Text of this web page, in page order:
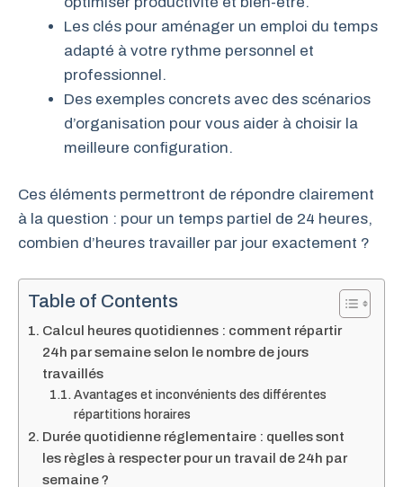
Les clés pour aménager un emploi du temps
adapté à votre rythme personnel et
professionnel.
Des exemples concrets avec des scénarios
d’organisation pour vous aider à choisir la
meilleure configuration.
Ces éléments permettront de répondre clairement
à la question : pour un temps partiel de 24 heures,
combien d’heures travailler par jour exactement ?
Table of Contents
Calcul heures quotidiennes : comment répartir
24h par semaine selon le nombre de jours
travaillés
Avantages et inconvénients des différentes
répartitions horaires
Durée quotidienne réglementaire : quelles sont
les règles à respecter pour un travail de 24h par
semaine ?